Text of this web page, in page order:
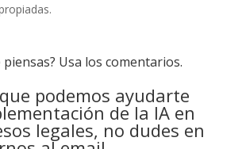
piensas? Usa los comentarios.
podemos ayudarte
de la IA en
legales, no dudes en